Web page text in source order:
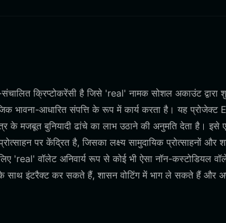
क्रिप्टोकरेंसी है जिसे 'real' नामक सोशल अकाउंट द्वारा
भावना-आधारित संपत्ति के रूप में कार्य करता है। यह प्रोजेक्ट
के मजबूत बुनियादी ढांचे का लाभ उठाने की अनुमति देता है।
पर केंद्रित है, जिसका लक्ष्य सामुदायिक प्रोत्साहनों और
'real' वॉलेट अनिवार्य रूप से कोई भी ऐसा नॉन-कस्टोडियल
साथ इंटरैक्ट कर सकते हैं, शासन वोटिंग में भाग ले सकते हैं और